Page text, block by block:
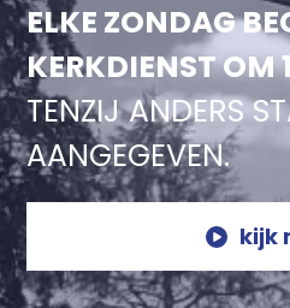
ELKE ZONDAG
KERKDIENST OM
TENZIJ ANDERS
AANGEGEVEN.
kijk